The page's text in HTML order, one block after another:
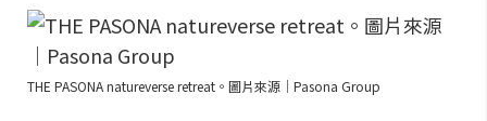
THE PASONA natureverse retreat。圖片來源｜Pasona Group